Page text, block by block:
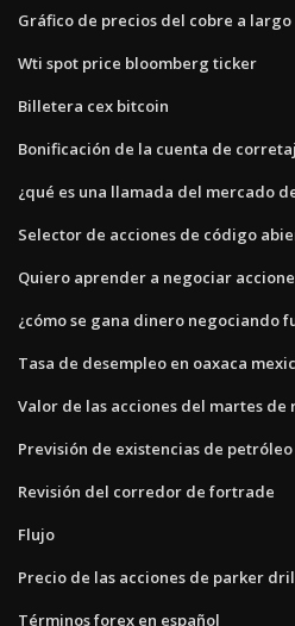
Gráfico de precios del cobre a
Wti spot price bloomberg ticker
Billetera cex bitcoin
Bonificación de la cuenta de
¿qué es una llamada del mercado
Selector de acciones de código
Quiero aprender a negociar
¿cómo se gana dinero negociando
Tasa de desempleo en oaxaca
Valor de las acciones del martes de
Previsión de existencias de petróleo
Revisión del corredor de fortrade
Flujo
Precio de las acciones de parker
Términos forex en español